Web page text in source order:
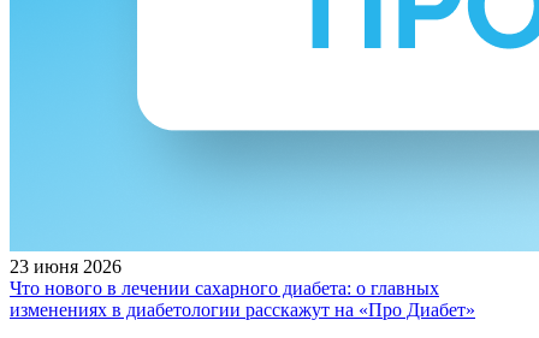
23 июня 2026
Что нового в лечении сахарного диабета: о главных
изменениях в диабетологии расскажут на «Про Диабет»